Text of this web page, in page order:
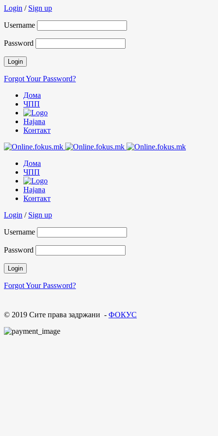
Login / Sign up
Username
Password
Forgot Your Password?
Дома
ЧПП
Најава
Контакт
Дома
ЧПП
Најава
Контакт
Login / Sign up
Username
Password
Forgot Your Password?
© 2019 Сите права задржани - ФОКУС